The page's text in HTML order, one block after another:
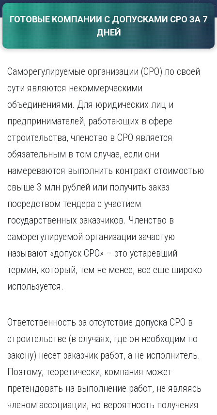
Волгоград
Воронеж
Е
И
Иваново
Иркутск
К
Казань
Калининград
Кемерово
Киров
Красноярск
Курган
Курск
Л
Липецк
М
Мурманск
Н
Набережные Челны
Нижний Новгород
Нижний Тагил
Новокузнецк
Саратов
Севастополь
Ставрополь
Т
Тверь
Тольятти
Томск
Тюмень
У
Улан-Удэ
Ульяновск
Хабаровск
Чебоксары
Я
Ярославль
ГОТОВЫЕ КОМПАНИИ С ДОПУСКАМИ СРО ЗА 7
ДНЕЙ
Саморегулируемые организации (СРО) по своей
сути являются некоммерческими
объединениями. Для юридических лиц и
предпринимателей, работающих в сфере
строительства, членство в СРО является
обязательным в том случае, если они
намереваются выполнить контракт стоимостью
свыше 3 млн рублей или получить заказ
посредством тендера с участием
государственных заказчиков. Членство в
саморегулируемой организации зачастую
называют «допуск СРО» – это устаревший
термин, который, тем не менее, все еще широко
используется.
Ответственность за отсутствие допуска СРО в
строительстве (в случаях, где он необходим по
закону) несет заказчик работ, а не исполнитель.
Поэтому, теоретически, компания может
претендовать на выполнение работ, не являясь
членом ассоциации, но вероятность получения